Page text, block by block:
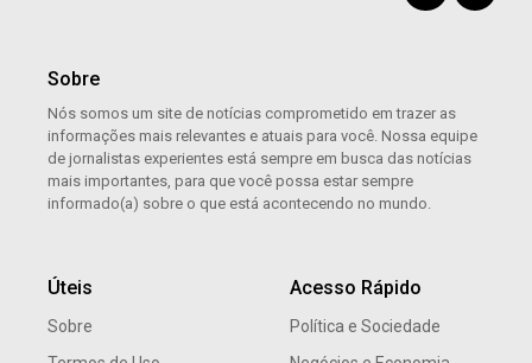
Sobre
Nós somos um site de notícias comprometido em trazer as
informações mais relevantes e atuais para você. Nossa equipe
de jornalistas experientes está sempre em busca das notícias
mais importantes, para que você possa estar sempre
informado(a) sobre o que está acontecendo no mundo.
Úteis
Sobre
Acesso Rápido
Política e Sociedade